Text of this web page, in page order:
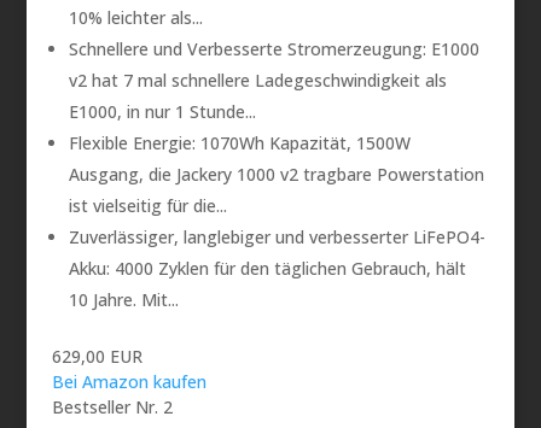
10% leichter als...
Schnellere und Verbesserte Stromerzeugung: E1000
v2 hat 7 mal schnellere Ladegeschwindigkeit als
E1000, in nur 1 Stunde...
Flexible Energie: 1070Wh Kapazität, 1500W
Ausgang, die Jackery 1000 v2 tragbare Powerstation
ist vielseitig für die...
Zuverlässiger, langlebiger und verbesserter LiFePO4-
Akku: 4000 Zyklen für den täglichen Gebrauch, hält
10 Jahre. Mit...
629,00 EUR
Bei Amazon kaufen
Bestseller Nr. 2